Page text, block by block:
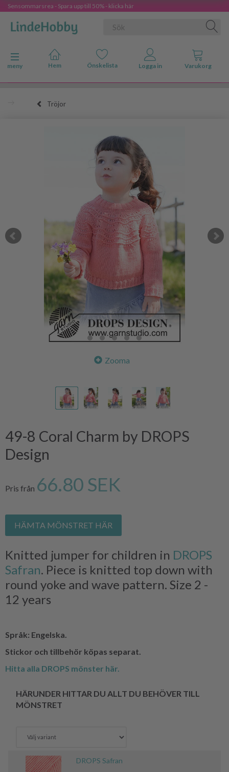
Sensommarsrea - Spara upp till 50% - klicka här
Ändra navigering
meny
Tröjor
Zooma
49-8 Coral Charm by DROPS
Design
Pris från 66.80 SEK
HÄMTA MÖNSTRET HÄR
Knitted jumper for children in DROPS
Safran. Piece is knitted top down with
round yoke and wave pattern. Size 2 -
12 years
Språk: Engelska.
Stickor och tillbehör köpas separat.
Hitta alla DROPS mönster här.
HÄRUNDER HITTAR DU ALLT DU BEHÖVER TILL
MÖNSTRET
DROPS Safran